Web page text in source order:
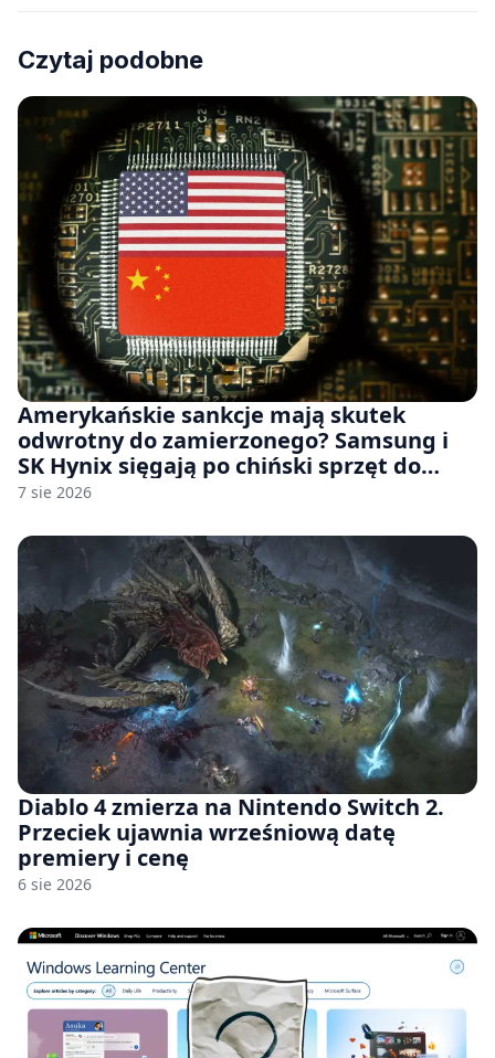
Czytaj podobne
Amerykańskie sankcje mają skutek
odwrotny do zamierzonego? Samsung i
SK Hynix sięgają po chiński sprzęt do
fabryk chipów
7 sie 2026
Diablo 4 zmierza na Nintendo Switch 2.
Przeciek ujawnia wrześniową datę
premiery i cenę
6 sie 2026